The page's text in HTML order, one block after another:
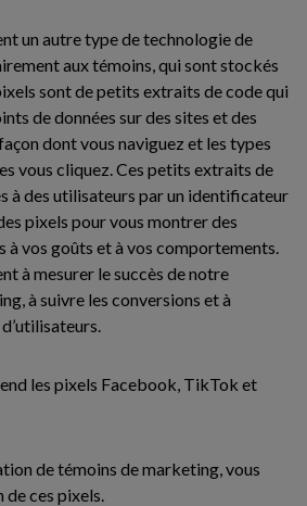
un autre type de technologie de
aux témoins, qui sont stockés
sont de petits extraits de code qui
de données sur des sites et des
dont vous naviguez et les types
vous cliquez. Ces petits extraits de
à des utilisateurs par un identificateur
pixels pour vous montrer des
à vos goûts et à vos comportements.
à mesurer le succès de notre
à suivre les conversions et à
les pixels Facebook, TikTok et
de témoins de marketing, vous
de ces pixels.